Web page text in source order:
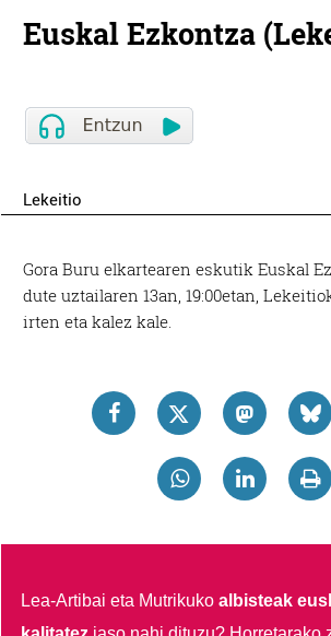
Euskal Ezkontza
Lekeitio
Gora Buru elkartearen eskutik Euskal
dute uztailaren 13an, 19:00etan,
irten eta kalez kale.
Lea-Artibai eta Mutrikukoalbisteak